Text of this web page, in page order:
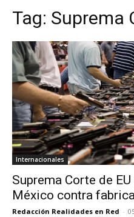
Tag: Suprema
Internacionales
Suprema Corte de
México contra
Redacción Realidades en Red -